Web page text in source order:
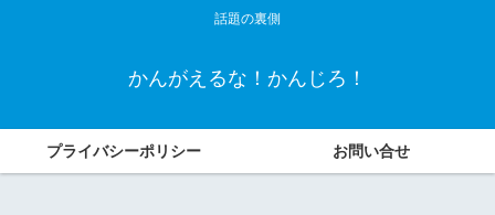
話題の裏側
かんがえるな！かんじろ！
プライバシーポリシー お問い合せ